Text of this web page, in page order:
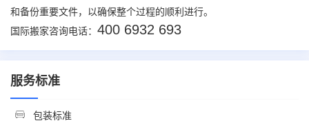
和备份重要文件，以确保整个过程的顺利进行。
国际搬家咨询电话： 400 6932 693
服务标准
包装标准